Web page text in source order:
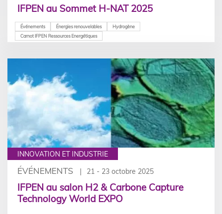
IFPEN au Sommet H-NAT 2025
Événements Énergies renouvelables
Hydrogène
Carnot IFPEN Ressources Energétiques
INNOVATION ET INDUSTRIE
ÉVÉNEMENTS 21 - 23 octobre 2025
IFPEN au salon H2 & Carbone Capture
Technology World EXPO